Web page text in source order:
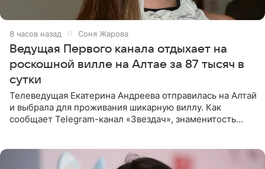
8 часов назад Соня Жарова
Ведущая Первого канала отдыхает на
роскошной вилле на Алтае за 87 тысяч в
сутки
Телеведущая Екатерина Андреева отправилась на Алтай
и выбрала для проживания шикарную виллу. Как
сообщает Telegram-канал «Звездач», знаменитость